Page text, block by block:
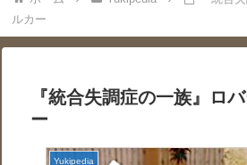
ルカー
『統合失調症の一族』ロ
ー
Yukipedia